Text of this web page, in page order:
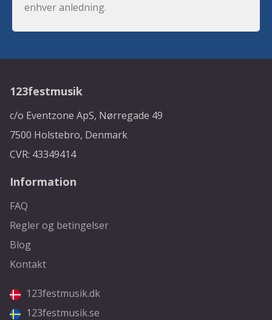
enhver anledning.
123festmusik
c/o Eventzone ApS, Nørregade 49
7500 Holstebro, Denmark
CVR: 43349414
Information
FAQ
Regler og betingelser
Blog
Kontakt
123festmusik.dk
123festmusik.se